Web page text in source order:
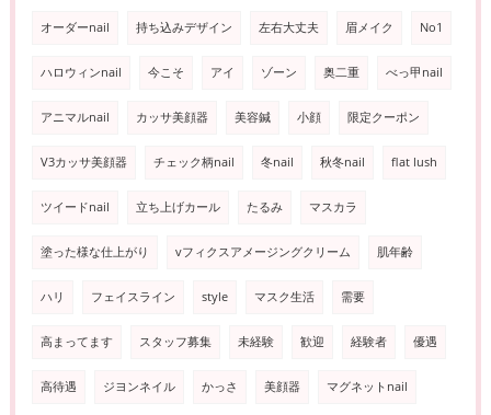
オーダーnail 持ち込みデザイン 左右大丈夫 眉メイク No1
ハロウィンnail 今こそ アイ ゾーン 奥二重 べっ甲nail
アニマルnail カッサ美顔器 美容鍼 小顔 限定クーポン
V3カッサ美顔器 チェック柄nail 冬nail 秋冬nail flat lush
ツイードnail 立ち上げカール たるみ マスカラ
塗った様な仕上がり vフィクスアメージングクリーム 肌年齢
ハリ フェイスライン style マスク生活 需要
高まってます スタッフ募集 未経験 歓迎 経験者 優遇
高待遇 ジヨンネイル かっさ 美顔器 マグネットnail